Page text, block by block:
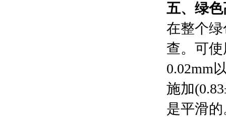
五、 绿
在整个
查。可
0.02mm
施加
是平滑